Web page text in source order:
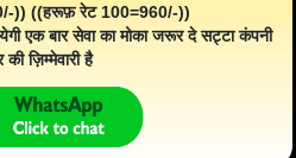
)) ((हरूफ़ रेट 100=960/-))
एक बार सेवा का मोका जरूर दे सट्टा कंपनी
ज़िम्मेवारी है